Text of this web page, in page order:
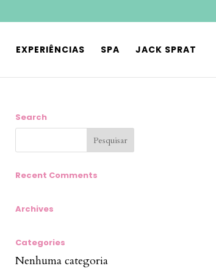
EXPERIÊNCIAS SPA JACK SPRAT
Search
Recent Comments
Archives
Categories
Nenhuma categoria